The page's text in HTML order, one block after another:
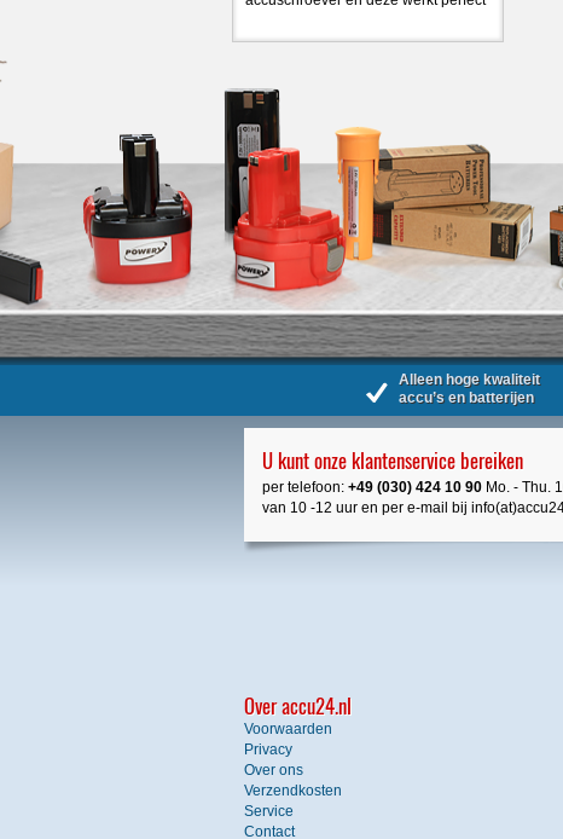
Alleen hoge kwaliteit
accu’s en batterijen
U kunt onze klantenservice bereiken
per telefoon: +49 (030) 424 10 90 Mo. - Thu.
van 10 -12 uur en per e-mail bij
Over accu24.nl
Voorwaarden
Privacy
Over ons
Verzendkosten
Service
Contact